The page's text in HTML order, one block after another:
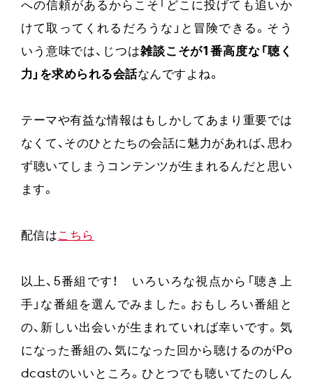
への信頼があるからこそ「どこに投げても追いか
けて取ってくれるだろうな」と冒険できる。そう
いう意味では、じつは雑談こそが1番高度な「聴く
力」を求められる会話なんですよね。
テーマや有益な情報はもしかしてあまり重要では
なくて、そのひとたちの会話に魅力があれば、思わ
ず聴いてしまうコンテンツが生まれるんだと思い
ます。
配信はこちら
以上、5番組です！ いろいろな視点から「聴き上
手」な番組を選んでみました。おもしろい番組と
の、新しい出会いが生まれていれば幸いです。気
になった番組の、気になった回から聴けるのがPo
dcastのいいところ。ひとつでも聴いてたのしん